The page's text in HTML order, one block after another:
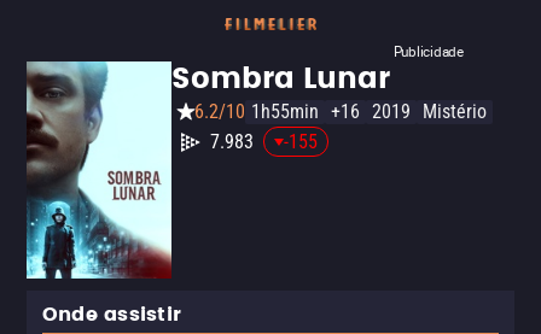
Publicidade
Sombra Lunar
6.2/10 1h55min +16 2019
Mistério
7.983
-155
Onde assistir